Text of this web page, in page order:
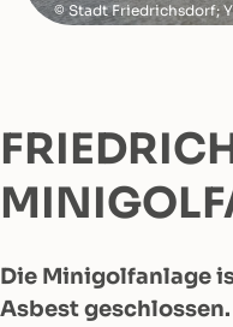
Stadt Friedrichsdorf;
Die Minigolfanlage
Asbest geschlossen.